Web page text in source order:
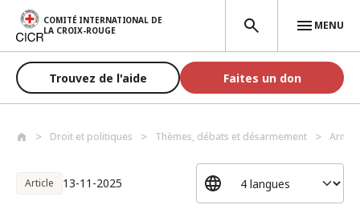
Aller au contenu principal
COMITÉ INTERNATIONAL DE
LA CROIX-ROUGE
MENU
Trouvez de l'aide Faites un don
Droit et politiques Thèmes, débats et désarmement
Article 13-11-2025